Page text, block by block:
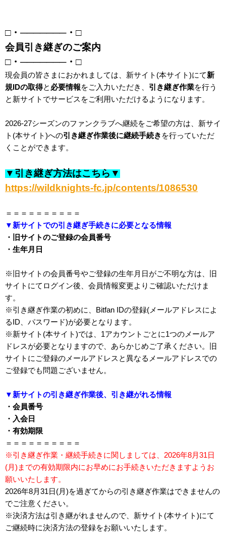
□・───────・□
会員引き継ぎのご案内
□・───────・□
現会員の皆さまにおかれましては、新サイト(本サイト)にて新
規IDの取得と 必要情報をご入力いただき、 引き継ぎ作業を行う
と新サイトでサービスをご利用いただけるようになります。
2026-27シーズンのファンクラブへ継続をご希望の方は、新サイ
ト(本サイト)への引き継ぎ作業後に継続手続き を行っていただ
くことができます。
▼引き継ぎ方法はこちら▼
https://wildknights-fc.jp/contents/1086530
＝＝＝＝＝＝＝＝＝＝
▼新サイトでの引き継ぎ手続きに必要となる情報
・旧サイトのご登録の会員番号
・生年月日
※旧サイトの会員番号やご登録の生年月日がご不明な方は、旧
サイトにてログイン後、会員情報変更よりご確認いただけま
す。
※引き継ぎ作業の初めに、Bitfan IDの登録(メールアドレスによ
るID、パスワード)が必要となります。
※新サイト(本サイト)では、1アカウントごとに1つのメールア
ドレスが必要となりますので、あらかじめご了承ください。旧
サイトにご登録のメールアドレスと異なるメールアドレスでの
ご登録でも問題ございません。
▼新サイトの引き継ぎ作業後、引き継がれる情報
・会員番号
・入会日
・有効期限
＝＝＝＝＝＝＝＝＝＝
※引き継ぎ作業・継続手続きに関しましては、2026年8月31日
(月)までの有効期限内にお早めにお手続きいただきますようお
願いいたします。
2026年8月31日(月)を過ぎてからの引き継ぎ作業はできませんの
でご注意ください。
※決済方法は引き継がれませんので、新サイト(本サイト)にて
ご継続時に決済方法の登録をお願いいたします。